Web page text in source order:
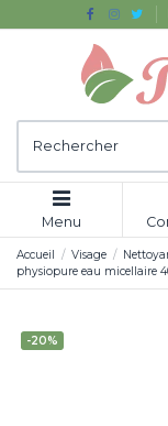
Menu
Accueil Visage
physiopure eau micellaire
-20%